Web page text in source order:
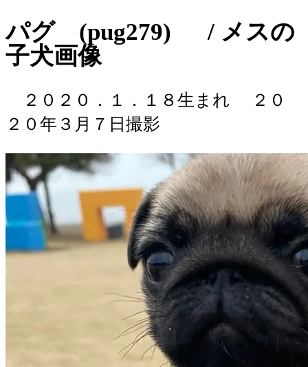
パグ (pug279) / メスの
子犬画像
２０２０．１．１８生まれ
２０
２０年３月７日撮影